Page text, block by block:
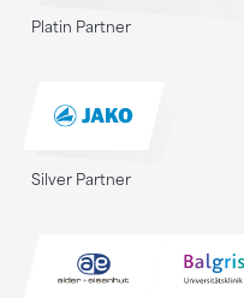
Platin Partner
Silver Partner